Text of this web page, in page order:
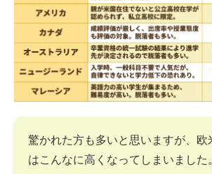
驚かれた方も多いと思いますが、欧
はこんなに高くなってしまいました